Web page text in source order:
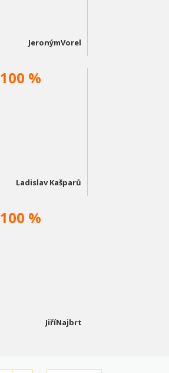
JeronýmVorel
100 %
Ladislav Kašparů
100 %
JiříNajbrt